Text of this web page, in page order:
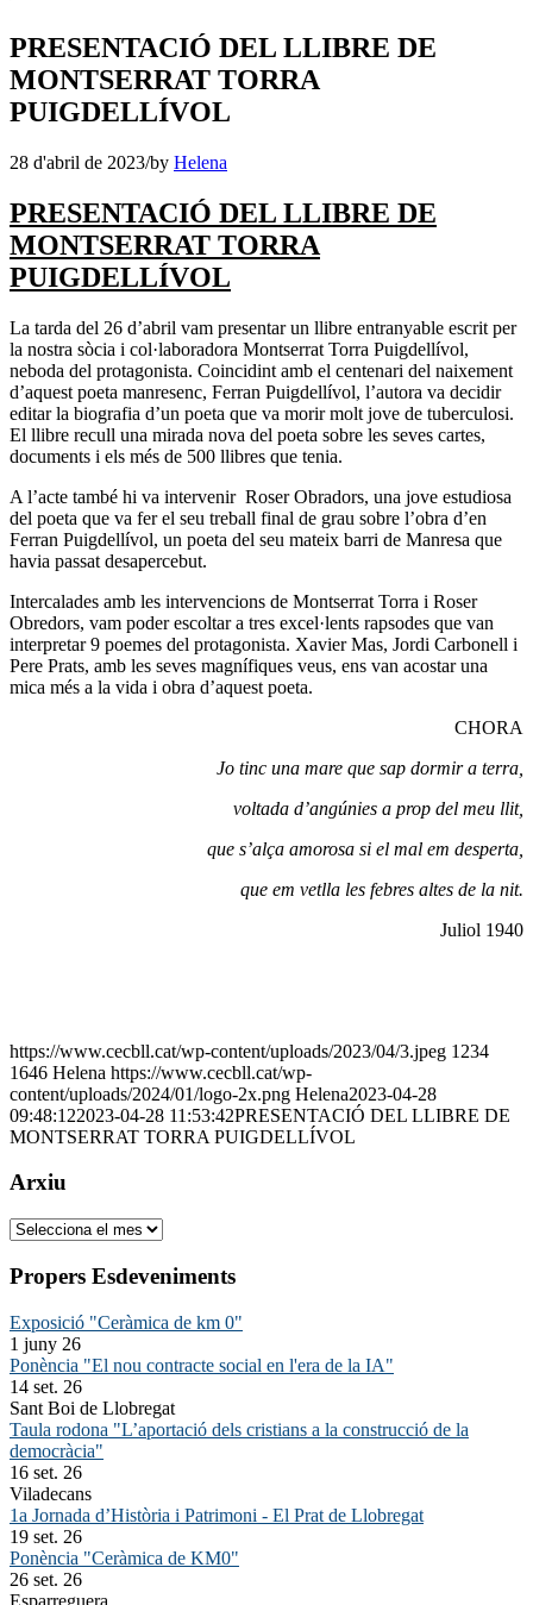
PRESENTACIÓ DEL LLIBRE DE
MONTSERRAT TORRA
PUIGDELLÍVOL
28 d'abril de 2023/by Helena
PRESENTACIÓ DEL LLIBRE DE
MONTSERRAT TORRA
PUIGDELLÍVOL
La tarda del 26 d’abril vam presentar un llibre entranyable escrit per
la nostra sòcia i col·laboradora Montserrat Torra Puigdellívol,
neboda del protagonista. Coincidint amb el centenari del naixement
d’aquest poeta manresenc, Ferran Puigdellívol, l’autora va decidir
editar la biografia d’un poeta que va morir molt jove de tuberculosi.
El llibre recull una mirada nova del poeta sobre les seves cartes,
documents i els més de 500 llibres que tenia.
A l’acte també hi va intervenir Roser Obradors, una jove estudiosa
del poeta que va fer el seu treball final de grau sobre l’obra d’en
Ferran Puigdellívol, un poeta del seu mateix barri de Manresa que
havia passat desapercebut.
Intercalades amb les intervencions de Montserrat Torra i Roser
Obredors, vam poder escoltar a tres excel·lents rapsodes que van
interpretar 9 poemes del protagonista. Xavier Mas, Jordi Carbonell i
Pere Prats, amb les seves magnífiques veus, ens van acostar una
mica més a la vida i obra d’aquest poeta.
CHORA
Jo tinc una mare que sap dormir a terra,
voltada d’angúnies a prop del meu llit,
que s’alça amorosa si el mal em desperta,
que em vetlla les febres altes de la nit.
Juliol 1940
https://www.cecbll.cat/wp-content/uploads/2023/04/3.jpeg 1234
1646 Helena https://www.cecbll.cat/wp-
content/uploads/2024/01/logo-2x.png Helena2023-04-28
09:48:122023-04-28 11:53:42PRESENTACIÓ DEL LLIBRE DE
MONTSERRAT TORRA PUIGDELLÍVOL
Arxiu
Arxiu
Propers Esdeveniments
Exposició "Ceràmica de km 0"
1 juny 26
Ponència "El nou contracte social en l'era de la IA"
14 set. 26
Sant Boi de Llobregat
Taula rodona "L’aportació dels cristians a la construcció de la
democràcia"
16 set. 26
Viladecans
1a Jornada d’Història i Patrimoni - El Prat de Llobregat
19 set. 26
Ponència "Ceràmica de KM0"
26 set. 26
Esparreguera